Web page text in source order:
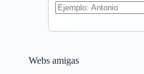
Webs amigas